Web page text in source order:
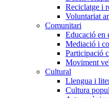
Reciclatge i
Voluntariat
Comunitari
Educació en
Mediació i
Participació
Moviment
Cultural
Llengua i
Cultura